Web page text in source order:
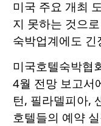
미국 주요 개최
지 못하는 것으
숙박업계에도
미국호텔숙박협
4월 전망 보고서
턴, 필라델피아,
호텔들의 예약